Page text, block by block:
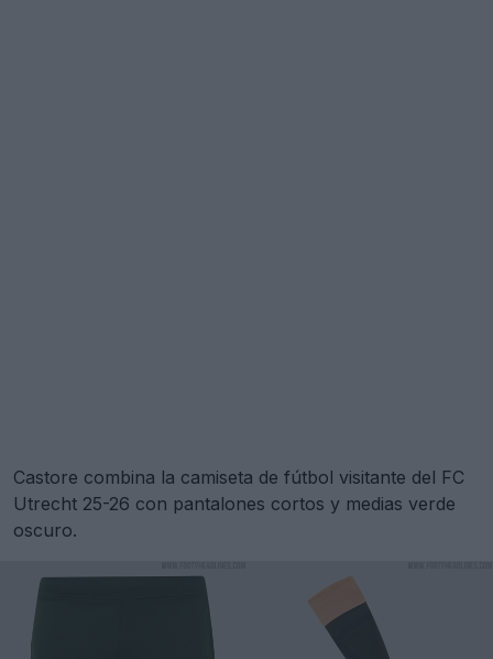
Castore combina la camiseta de fútbol visitante del FC
Utrecht 25-26 con pantalones cortos y medias verde
oscuro.